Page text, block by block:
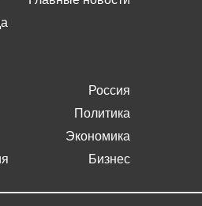
Россия
Политика
Экономика
Бизнес